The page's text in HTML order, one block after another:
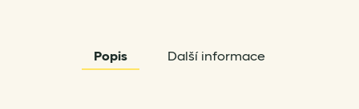
Popis Další informace